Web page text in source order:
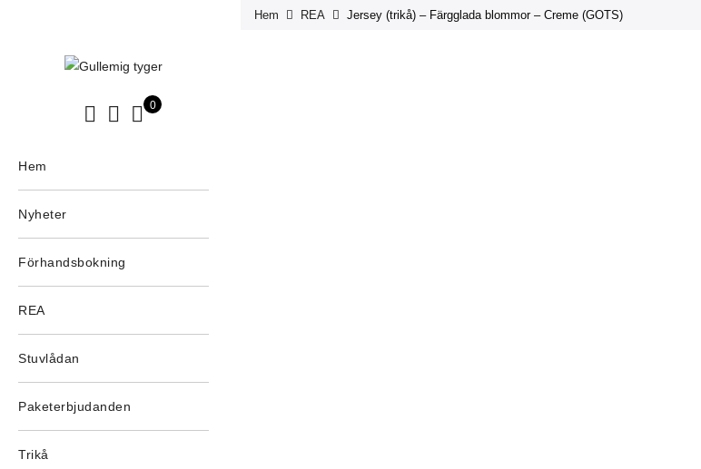
0
Hem
Nyheter
Förhandsbokning
REA
Stuvlådan
Paketerbjudanden
Trikå
Hem REA Jersey (trikå) – Färgglada blommor – Creme (GOTS)